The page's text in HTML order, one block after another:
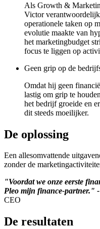
Als Growth &
Victor
operationele taken op
evolutie maakte van
het marketingbudget
focus te liggen op
Geen grip op de
Omdat hij geen
lastig om grip te
het bedrijf groeide en
dit steeds moeilijker.
De oplossing
Een allesomvattende
zonder de
"Voordat we onze eerste
Pleo mijn finance-partner."
CEO
De resultaten